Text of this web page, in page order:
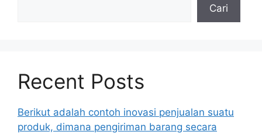
Cari
Recent Posts
Berikut adalah contoh inovasi penjualan suatu
produk, dimana pengiriman barang secara